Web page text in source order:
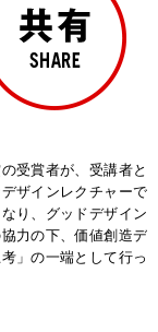
受賞者が、受講者と
ザインレクチャーで
り、グッドデザイン
力の下、価値創造デ
」の一端として行っ